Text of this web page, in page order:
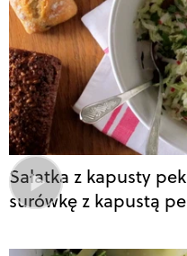
Sałatka z kapusty
surówkę z kapustą